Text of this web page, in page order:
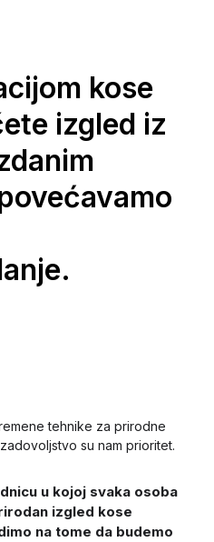
kose
izgled iz
tehnike za prirodne
su nam prioritet.
u kojoj svaka osoba
izgled kose
na tome da budemo